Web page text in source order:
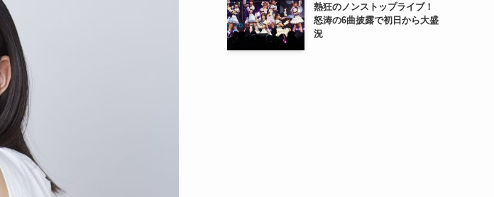
熱狂のノンストップライブ！
怒涛の6曲披露で初日から大盛
況